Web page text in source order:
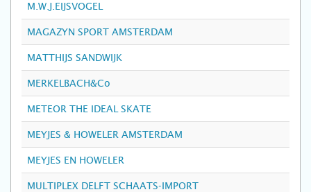
M.W.J.EIJSVOGEL
MAGAZYN SPORT AMSTERDAM
MATTHIJS SANDWIJK
MERKELBACH&Co
METEOR THE IDEAL SKATE
MEYJES & HOWELER AMSTERDAM
MEYJES EN HOWELER
MULTIPLEX DELFT SCHAATS-IMPORT